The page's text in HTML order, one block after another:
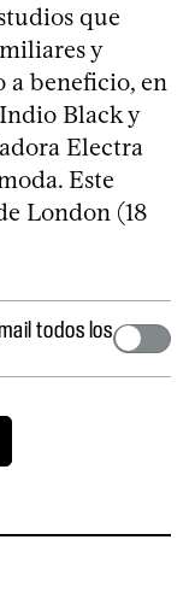
que
y
a beneficio, en
Black y
Electra
Este
London (18
todos los